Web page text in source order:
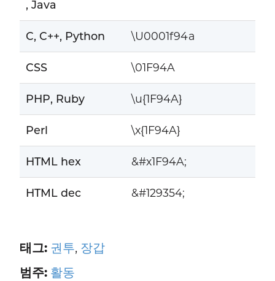
, Java
C, C++, Python \U0001f94a
CSS \01F94A
PHP, Ruby \u{1F94A}
Perl \x{1F94A}
HTML hex &#x1F94A;
HTML dec &#129354;
태그: 권투, 장갑
범주: 활동